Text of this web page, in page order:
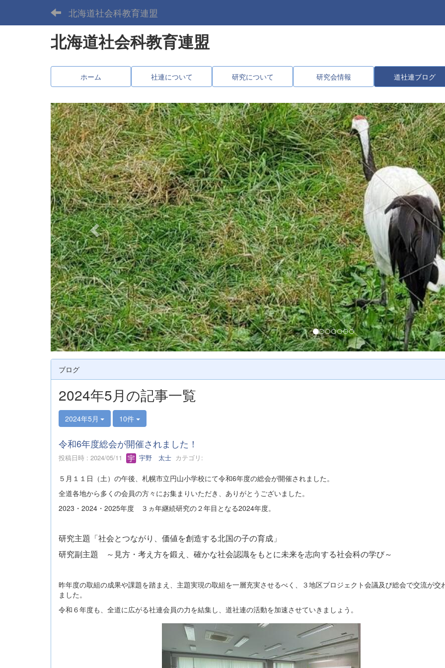
北海道社会科教育連盟
北海道社会科教育連盟
ホーム 社連について 研究について 研究会情報 道社連ブログ
p
r
e
v
i
o
u
s
ブログ
2024年5月の記事一覧
2024年5月 10件
令和6年度総会が開催されました！
投稿日時 : 2024/05/11 宇野 太士 カテゴリ:
５月１１日（土）の午後、札幌市立円山小学校にて令和6年度の総会が開催されました。
全道各地から多くの会員の方々にお集まりいただき、ありがとうございました。
2023・2024・2025年度 ３ヵ年継続研究の２年目となる2024年度。
研究主題「社会とつながり、価値を創造する北国の子の育成」
研究副主題 ～見方・考え方を鍛え、確かな社会認識をもとに未来を志向する社会科の学び～
昨年度の取組の成果や課題を踏まえ、主題実現の取組を一層充実させるべく、３地区プロジェクト会議及び総会で交流が交
ました。
令和６年度も、全道に広がる社連会員の力を結集し、道社連の活動を加速させていきましょう。